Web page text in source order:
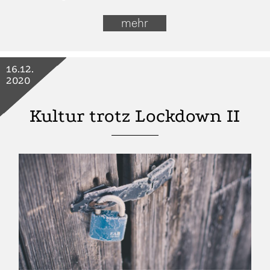
mehr
Kultur trotz Lockdown II
16.12.
2020